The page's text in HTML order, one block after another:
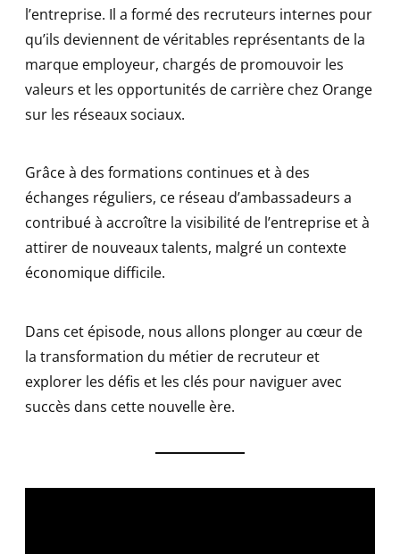
l’entreprise. Il a formé des recruteurs internes pour
qu’ils deviennent de véritables représentants de la
marque employeur, chargés de promouvoir les
valeurs et les opportunités de carrière chez Orange
sur les réseaux sociaux.
Grâce à des formations continues et à des
échanges réguliers, ce réseau d’ambassadeurs a
contribué à accroître la visibilité de l’entreprise et à
attirer de nouveaux talents, malgré un contexte
économique difficile.
Dans cet épisode, nous allons plonger au cœur de
la transformation du métier de recruteur et
explorer les défis et les clés pour naviguer avec
succès dans cette nouvelle ère.